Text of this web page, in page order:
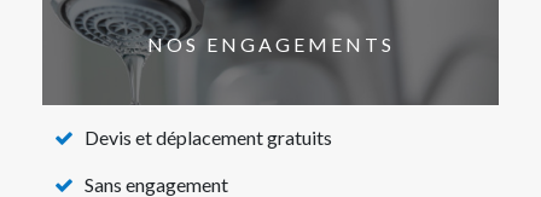
NOS ENGAGEMENTS
Devis et déplacement gratuits
Sans engagement